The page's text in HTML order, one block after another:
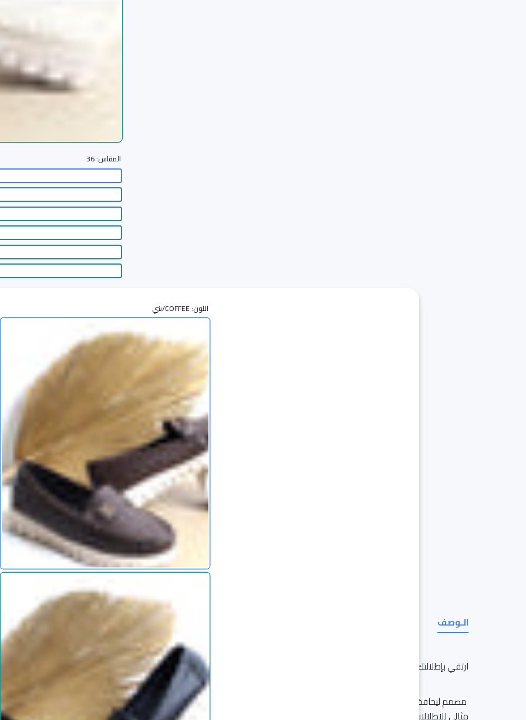
المقاس:36
زيادة كمية BT-155 حذاء نسائي COFFEE/بني / 36 زيادة كمية BT-155 حذاء نسائي COFFEE/بني / 36
أوافق على سياسات المتجر
أضف إلى قائمة الامنيات
الـوصف
ارتقي بإطلالتك إلى مستوى جديد من الراحة والأناقة العصرية مع هذا الحذاء
مصمم ليحافظ على إطلالتك الأنيقة وشعورك الرائع طوال اليوم
مثالي للإطلالات اليومية والمناسبات الخاصة، حيث يضفي لمسة جمالية ويمنحك راحة فائقة
اللون:COFFEE/بني